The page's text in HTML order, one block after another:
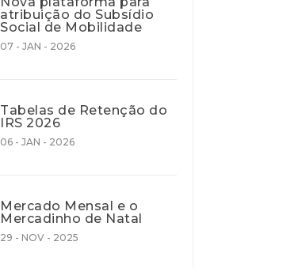
atribuição do Subsídio
Social de Mobilidade
07 - JAN - 2026
Tabelas de Retenção do
IRS 2026
06 - JAN - 2026
Mercado Mensal e o
Mercadinho de Natal
29 - NOV - 2025